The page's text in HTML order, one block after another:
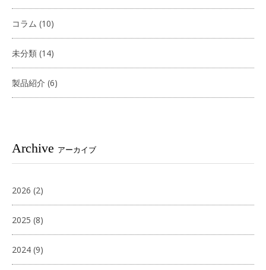
コラム (10)
未分類 (14)
製品紹介 (6)
Archive アーカイブ
2026 (2)
2025 (8)
2024 (9)